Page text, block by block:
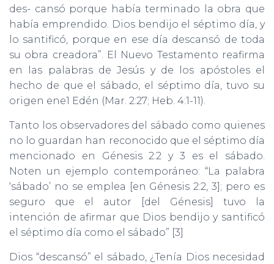
des- cansó porque había terminado la obra que
había emprendido. Dios bendijo el séptimo día, y
lo santificó, porque en ese día descansó de toda
su obra creadora”. El Nuevo Testamento reafirma
en las palabras de Jesús y de los apóstoles el
hecho de que el sábado, el séptimo día, tuvo su
origen ene1 Edén (Mar. 2:27; Heb. 4:1-11).
Tanto los observadores del sábado como quienes
no lo guardan han reconocido que el séptimo día
mencionado en Génesis 2:2 y 3 es el sábado.
Noten un ejemplo contemporáneo: “La palabra
‘sábado’ no se emplea [en Génesis 2:2, 3]; pero es
seguro que el autor [del Génesis] tuvo la
intención de afirmar que Dios bendijo y santificó
el séptimo día como el sábado” [3]
Dios “descansó” el sábado, ¿Tenía Dios necesidad